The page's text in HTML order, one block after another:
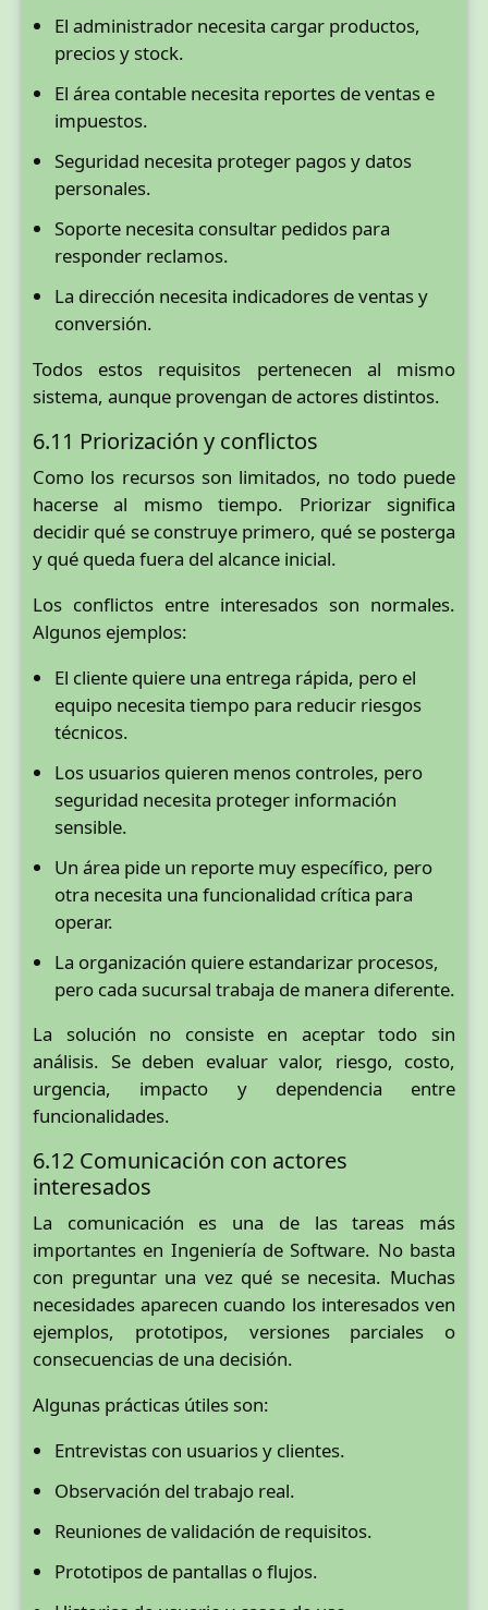
El administrador necesita cargar productos,
precios y stock.
El área contable necesita reportes de ventas e
impuestos.
Seguridad necesita proteger pagos y datos
personales.
Soporte necesita consultar pedidos para
responder reclamos.
La dirección necesita indicadores de ventas y
conversión.
Todos estos requisitos pertenecen al mismo
sistema, aunque provengan de actores distintos.
6.11 Priorización y conflictos
Como los recursos son limitados, no todo puede
hacerse al mismo tiempo. Priorizar significa
decidir qué se construye primero, qué se posterga
y qué queda fuera del alcance inicial.
Los conflictos entre interesados son normales.
Algunos ejemplos:
El cliente quiere una entrega rápida, pero el
equipo necesita tiempo para reducir riesgos
técnicos.
Los usuarios quieren menos controles, pero
seguridad necesita proteger información
sensible.
Un área pide un reporte muy específico, pero
otra necesita una funcionalidad crítica para
operar.
La organización quiere estandarizar procesos,
pero cada sucursal trabaja de manera diferente.
La solución no consiste en aceptar todo sin
análisis. Se deben evaluar valor, riesgo, costo,
urgencia, impacto y dependencia entre
funcionalidades.
6.12 Comunicación con actores
interesados
La comunicación es una de las tareas más
importantes en Ingeniería de Software. No basta
con preguntar una vez qué se necesita. Muchas
necesidades aparecen cuando los interesados ven
ejemplos, prototipos, versiones parciales o
consecuencias de una decisión.
Algunas prácticas útiles son:
Entrevistas con usuarios y clientes.
Observación del trabajo real.
Reuniones de validación de requisitos.
Prototipos de pantallas o flujos.